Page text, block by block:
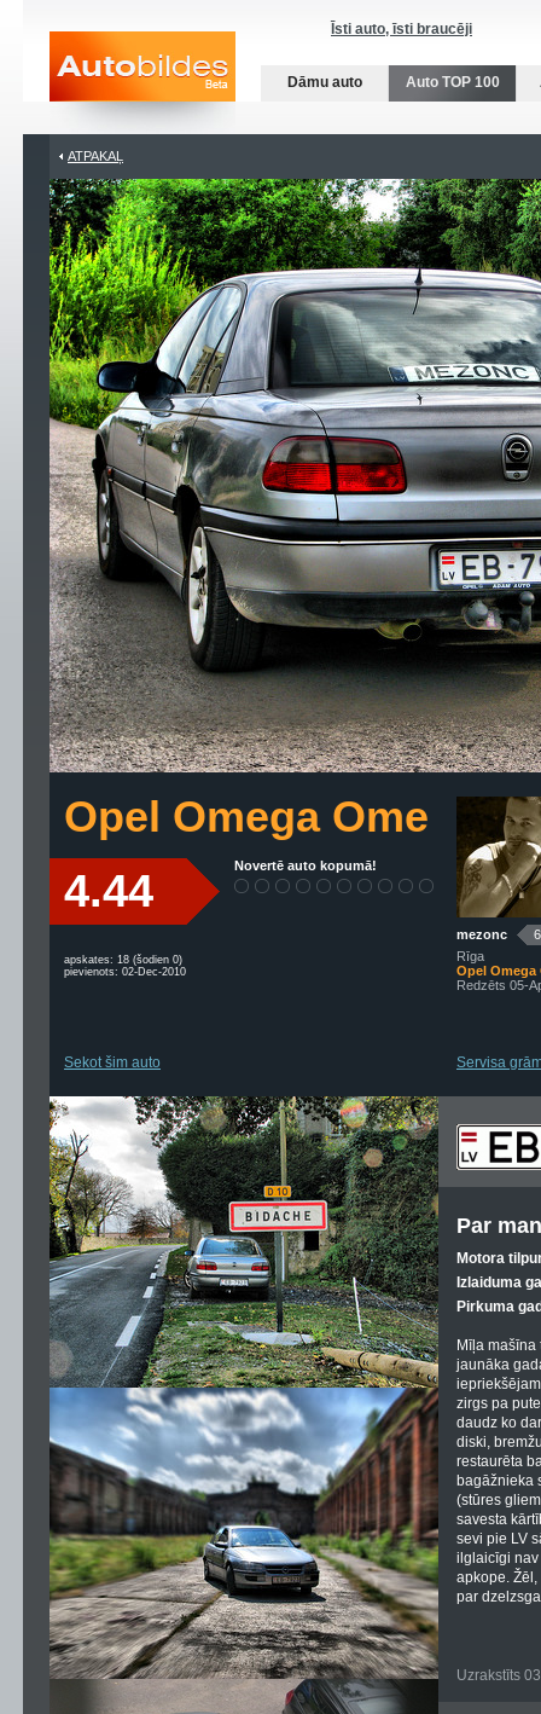
Īsti auto, īsti braucēji
Dāmu auto Auto TOP 100
ATPAKAĻ
Opel Omega Ome
4.44 Novertē auto kopumā!
apskates: 18 (šodien 0)
pievienots: 02-Dec-2010
Sekot šim auto
mezonc
Rīga
Opel Omega
Redzēts 05-
Servisa
Par
Motora
Izlaiduma
Pirkuma
Mīļa mašīna
jaunāka
zirgs pa
daudz ko
diski,
restaurēta
bagāžnieka
(stūres
savesta
sevi pie LV
ilglaicīgi
apkope.
par
Uzrakstīts